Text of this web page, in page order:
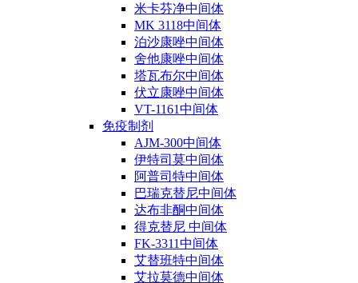
米卡芬净中间体
MK 3118中间体
泊沙康唑中间体
舍他康唑中间体
塔瓦布尔中间体
伏立康唑中间体
VT-1161中间体
免疫制剂
AJM-300中间体
伊特司莫中间体
阿普司特中间体
巴瑞克替尼中间体
达布非酮中间体
得克替尼 中间体
FK-3311中间体
艾替班特中间体
艾拉莫德中间体